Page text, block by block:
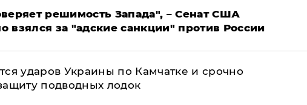
решимость Запада", – Сенат США
взялся за "адские санкции" против России
ударов Украины по Камчатке и срочно
подводных лодок